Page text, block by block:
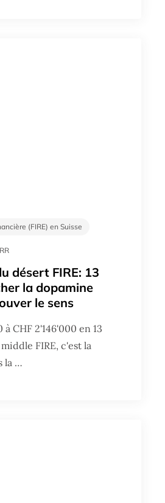
(FIRE) en Suisse
désert FIRE: 13
la dopamine
le sens
à CHF 2'146'000 en 13
FIRE, c'est la
la …